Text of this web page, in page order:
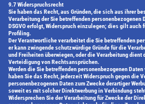
9.7 Widerspruchsrecht
Sie haben das Recht, aus Gründen, die sich aus ihrer
Verarbeitung der Sie betreffenden personenbezogenen
DSGVO erfolgt, Widerspruch einzulegen; dies gilt
Profiling.
Der Verantwortliche verarbeitet die Sie betreffenden
er kann zwingende schutzwürdige Gründe für die
und Freiheiten überwiegen, oder die Verarbeitung dient
Verteidigung von Rechtsansprüchen.
Werden die Sie betreffenden personenbezogenen
haben Sie das Recht, jederzeit Widerspruch gegen die
personenbezogenen Daten zum Zwecke derartiger
soweit es mit solcher Direktwerbung in Verbindung
Widersprechen Sie der Verarbeitung für Zwecke der